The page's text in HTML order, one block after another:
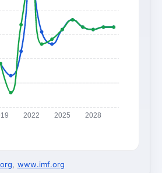
2022 2025 2028
, www.imf.org